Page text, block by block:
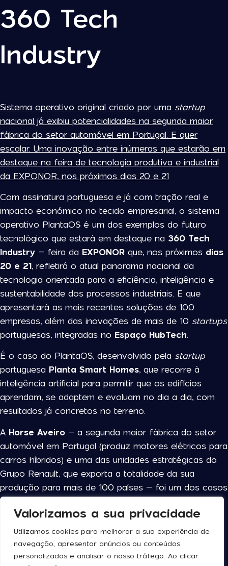
Valorizamos a sua privacidade
Utilizamos cookies para melhorar a sua experiência de
navegação, apresentar anúncios ou conteúdos
personalizados e analisar o nosso tráfego. Ao clicar
360 Tech
Industry
Sistema operativo original criado por uma startup
nacional já exibiu potencialidades na segunda maior
fábrica do setor automóvel em Portugal. E quer
escalar. Uma inovação entre inúmeras que estarão em
destaque na feira de tecnologia produtiva e industrial
da EXPONOR, nos próximos dias 20 e 21
Com assinatura portuguesa e já com tração real e
impacto económico no tecido empresarial, o sistema
operativo PlantaOS é um dos exemplos do futuro
tecnológico que estará em destaque na 360 Tech
Industry – feira da EXPONOR que, nos próximos dias
20 e 21, refletirá o atual panorama nacional da
tecnologia orientada para a eficiência, inteligência e
sustentabilidade dos processos industriais. E que
apresentará as mais recentes soluções de 100
empresas, além das inovações de mais de 10 startups
portuguesas, integradas no Espaço HubTech.
É o caso do PlantaOS, desenvolvido pela startup
portuguesa Planta Smart Homes, que recorre à
inteligência artificial para permitir que os edifícios
aprendam, se adaptem e evoluam no dia a dia, com
resultados já concretos no terreno.
A Horse Aveiro – a segunda maior fábrica do setor
automóvel em Portugal (produz motores elétricos para
carros híbridos) e uma das unidades estratégicas do
Grupo Renault, que exporta a totalidade da sua
produção para mais de 100 países – foi um dos casos
de estudo. E onde o sistema operativo da empresa
criada Gonçalo Melo (especialista em design de
produto digital, sistemas baseados em IA e inovação
arquitetónica) permitiu gerar poupanças de 18% em
energia e 27% em custos de manutenção.